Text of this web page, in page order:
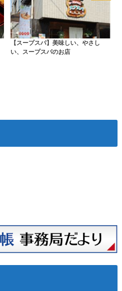
【スープスパ】美味しい、やさし
い、スープスパのお店